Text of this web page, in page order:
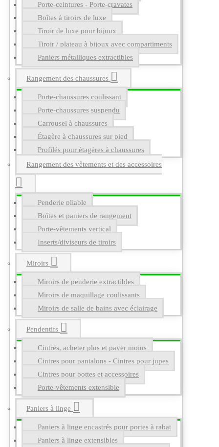
Porte-ceintures - Porte-cravates
Boîtes à tiroirs de luxe
Tiroir de luxe pour bijoux
Tiroir / plateau à bijoux avec compartiments
Paniers métalliques extractibles
Rangement des chaussures
Porte-chaussures coulissant
Porte-chaussures suspendu
Carrousel à chaussures
Étagère à chaussures sur pied
Profilés pour étagères à chaussures
Rangement des vêtements et des accessoires
Penderie pliable
Boîtes et paniers de rangement
Porte-vêtements vertical
Inserts/diviseurs de tiroirs
Miroirs
Miroirs de penderie extractibles
Miroirs de maquillage coulissants
Miroirs de salle de bains avec éclairage
Pendentifs
Cintres, acheter plus et payer moins
Cintres pour pantalons - Cintres pour jupes
Cintres pour bottes et accessoires
Porte-vêtements extensible
Paniers à linge
Paniers à linge encastrés pour portes à rabat
Paniers à linge extensibles